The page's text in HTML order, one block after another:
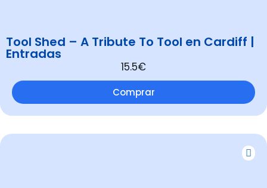
Tool Shed – A Tribute To Tool en Cardiff |
Entradas
15.5€
Comprar